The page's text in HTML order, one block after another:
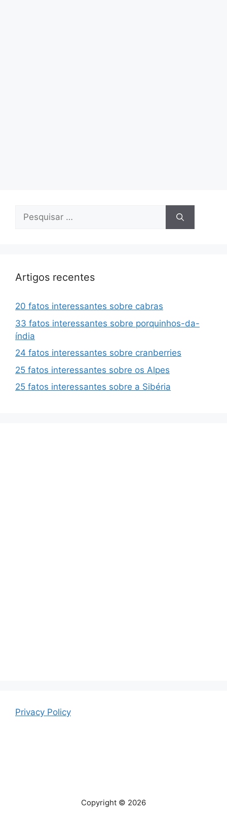
Pesquisar
Artigos recentes
20 fatos interessantes sobre cabras
33 fatos interessantes sobre porquinhos-da-
índia
24 fatos interessantes sobre cranberries
25 fatos interessantes sobre os Alpes
25 fatos interessantes sobre a Sibéria
Privacy Policy
Copyright © 2026